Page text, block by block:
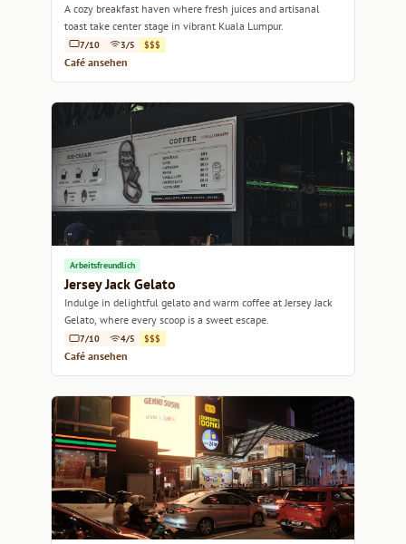
A cozy breakfast haven where fresh juices and artisanal
toast take center stage in vibrant Kuala Lumpur.
7/10 3/5 $$$
Café ansehen
Arbeitsfreundlich
Jersey Jack Gelato
Indulge in delightful gelato and warm coffee at Jersey Jack
Gelato, where every scoop is a sweet escape.
7/10 4/5 $$$
Café ansehen